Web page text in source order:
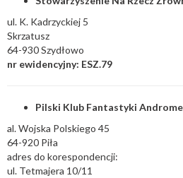
ul. K. Kadrzyckiej 5
Skrzatusz
64-930 Szydłowo
nr ewidencyjny: ESZ.79
Pilski Klub Fantastyki
al. Wojska Polskiego 45
64-920 Piła
adres do korespondencji:
ul. Tetmajera 10/11